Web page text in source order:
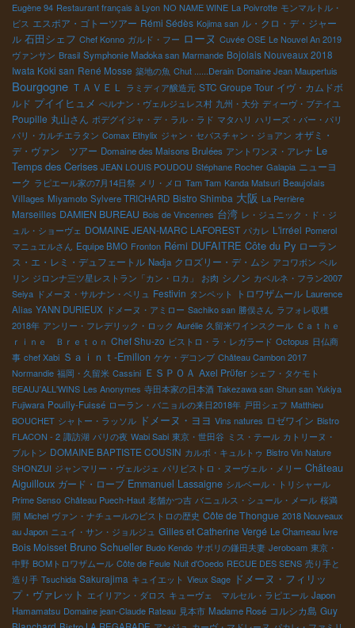
Eugène 94 Restaurant français à Lyon NO NAME WINE La Poivrotte モンマルトル・
ビス エスポア・ゴトーツアー Rémi Sédès Kojima san ル・クロ・デ・ジャー
ル 石田シェフ Chef Konno ガルド・フー ローヌ Cuvée OSE Le Nouvel An 2019
ヴァンサン Brasil Symphonie Madoka san Marmande Bojolais Nouveaux 2018
Iwata Koki san René Mosse 築地の魚 Chut ......Derain Domaine Jean Maupertuis
Bourgogne ＴＡＶＥＬ ラミディア醸造元 STC Groupe Tour イヴ・カムドボ
ルド プイイヒュメ ぺルナン・ヴェルジュレス村 九州・大分 ディーヴ・ブテイユ
Poupille 丸山さん ボデグイジャ・デ・ラル・ラド マタハリ ハリーズ・バー・パリ
パリ・カルチエラタン Comax Ethylix ジャン・セバスチャン・ジョアン オザミ・
デ・ヴァン ツアー Domaine des Maisons Brulées アントワンヌ・アレナ Le
Temps des Cerises JEAN LOUIS POUDOU Stéphane Rocher Galapia ニューヨ
ーク ラピエール家の7月14日祭 メリ・メロ Tam Tam Kanda Matsuri Beaujolais
Villages Miyamoto Sylvere TRICHARD Bistro Shimba 大阪 La Perrière
Marseilles DAMIEN BUREAU Bois de Vincennes 台湾 レ・ジュニック・ド・ジ
ュル・ショーヴェ DOMAINE JEAN-MARC LAFOREST パカレ L'irréel Pomerol
マニュエルさん Equipe BMO Fronton Rémi DUFAITRE Côte du Py ローラン
ス・エ・レミ・デュフェートル Nadja クロズリー・デ・ムシ アコワボン ベル
リン ジロンナ三ツ星レストラン「カン・ロカ」 お肉 シノン カベルネ・フラン2007
Seiya ドメーヌ・サルナン・ベリュ Festivin タンペット トロワザムール Laurence
Alias YANN DURIEUX ドメーヌ・アミロー Sachiko san 勝俣さん ラフォレ収穫
2018年 アンリー・フレデリック・ロック Aurélie 久留米ワインスクール Ｃａｔｈｅ
ｒｉｎｅ Ｂｒｅｔｏｎ Chef Shu-zo ビストロ・ラ・レガラード Octopus 日仏商
事 chef Xabi Ｓａｉｎｔ-Emilion ケケ・デコンブ Château Cambon 2017
Normandie 福岡・久留米 Cassini ＥＳＰＯＡ Axel Prϋfer シェフ・タケモト
BEAUJ'ALL'WINS Les Anonymes 寺田本家の日本酒 Takezawa san Shun san Yukiya
Fujiwara Pouilly-Fuissé ローラン・バニョルの来日2018年 戸田シェフ Matthieu
BOUCHET シャトー・ラッソル ドメーヌ・ヨヨ Vins natures ロゼワイン Bistro
FLACON - 2 諏訪湖 パリの夜 Wabi Sabi 東京・世田谷 ミス・テール カトリーヌ・
ブルトン DOMAINE BAPTISTE COUSIN カルボ・キュルトゥ Bistro Vin Nature
SHONZUI ジャンマリー・ヴェルジェ パリビストロ・ヌーヴェル・メリー Château
Aiguilloux ガード・ローブ Emmanuel Lassaigne シルベール・トリシャール
Prime Senso Château Puech-Haut 老舗かつ吉 バニュルス・シュール・メール 桜満
開 Michel ヴァン・ナチュールのビストロの歴史 Côte de Thongue 2018 Nouveaux
au Japon ニュイ・サン・ジョルジュ Gilles et Catherine Vergé Le Chameau Ivre
Bois Moisset Bruno Schueller Budo Kendo サボリの鎌田夫妻 Jeroboam 東京・
中野 BOMトロワザムール Côte de Feule Nuit d'Ooedo RECUE DES SENS 売り手と
造り手 Tsuchida Sakurajima キュイエット Vieux Sage ドメーヌ・フィリッ
プ・ヴァレット エイリアン・ダロス キューヴェ マルセル・ラピエール Japon
Hamamatsu Domaine jean-Claude Rateau 見本市 Madame Rosé コルシカ島 Guy